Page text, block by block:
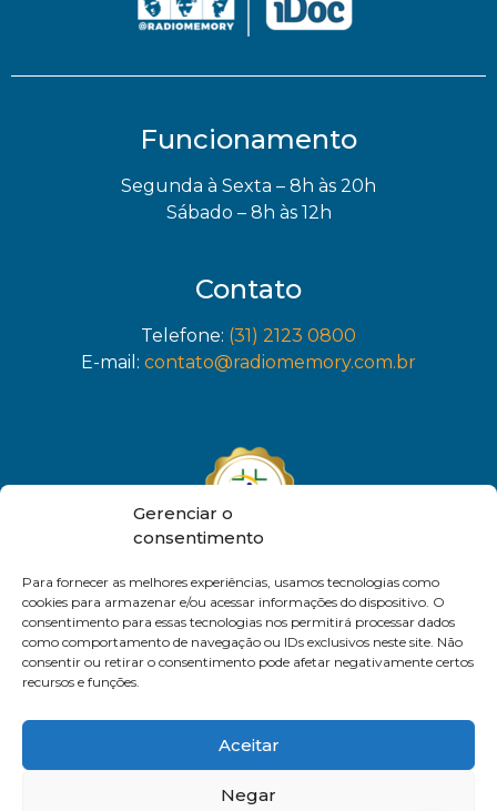
Gerenciar o
consentimento
Para fornecer as melhores experiências, usamos tecnologias como
cookies para armazenar e/ou acessar informações do dispositivo. O
consentimento para essas tecnologias nos permitirá processar dados
como comportamento de navegação ou IDs exclusivos neste site. Não
consentir ou retirar o consentimento pode afetar negativamente certos
recursos e funções.
Aceitar
Negar
Funcionamento
Segunda à Sexta – 8h às 20h
Sábado – 8h às 12h
Contato
Telefone: (31) 2123 0800
E-mail: contato@radiomemory.com.br